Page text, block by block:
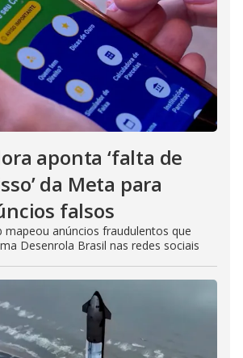
aponta ‘falta de
da Meta para
falsos
mapeou anúncios fraudulentos que
Desenrola Brasil nas redes sociais